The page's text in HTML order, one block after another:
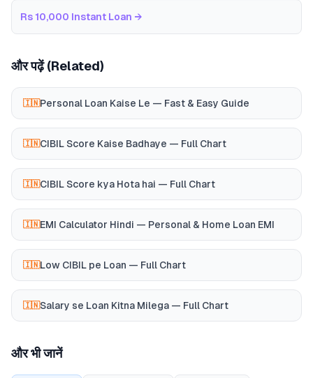
Rs 10,000 Instant Loan →
और पढ़ें (Related)
🇮🇳Personal Loan Kaise Le — Fast & Easy Guide
🇮🇳CIBIL Score Kaise Badhaye — Full Chart
🇮🇳CIBIL Score kya Hota hai — Full Chart
🇮🇳EMI Calculator Hindi — Personal & Home Loan EMI
🇮🇳Low CIBIL pe Loan — Full Chart
🇮🇳Salary se Loan Kitna Milega — Full Chart
और भी जानें